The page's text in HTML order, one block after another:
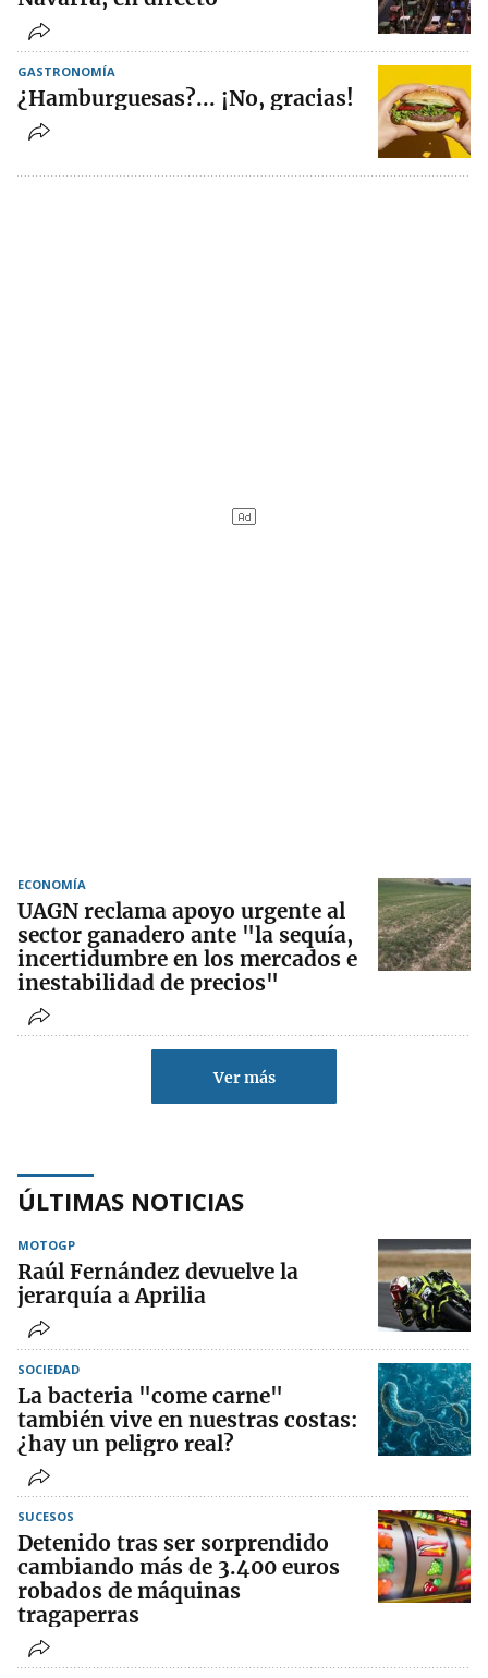
GASTRONOMÍA
¿Hamburguesas?... ¡No, gracias!
ECONOMÍA
UAGN reclama apoyo urgente al
sector ganadero ante "la sequía,
incertidumbre en los mercados e
inestabilidad de precios"
Ver más
ÚLTIMAS NOTICIAS
MOTOGP
Raúl Fernández devuelve la
jerarquía a Aprilia
SOCIEDAD
La bacteria "come carne"
también vive en nuestras costas:
¿hay un peligro real?
SUCESOS
Detenido tras ser sorprendido
cambiando más de 3.400 euros
robados de máquinas
tragaperras